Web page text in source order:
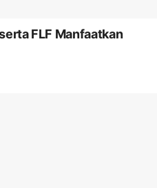
FLF Manfaatkan